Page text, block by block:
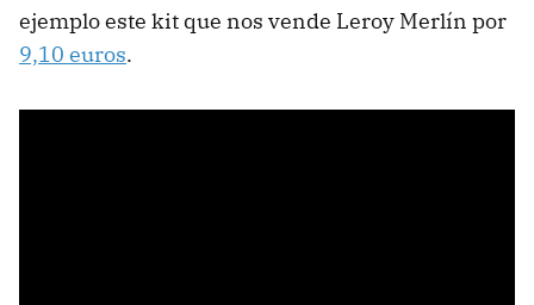
ejemplo este kit que nos vende Leroy Merlín por
9,10 euros.